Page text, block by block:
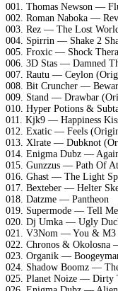
001. Thomas Newson —
002. Roman Naboka —
003. Rez — The Lost World
004. Spirrin — Shake 2
005. Froxic — Shock
006. 3D Stas — Damned
007. Rautu — Ceylon
008. Bit Cruncher —
009. Stand — Drawbar
010. Hyper Potions &
011. Kjk9 — Happiness
012. Exatic — Feels
013. Xlrate — Dubknot
014. Enigma Dubz —
015. Gunzzus — Path Of
016. Ghast — The Light
017. Bexteber — Helter
018. Datzme — Pantheon
019. Supermode — Tell
020. Dj Umka — Ugly
021. V3Nom — You &
022. Chronos & Okolosna
023. Organik —
024. Shadow Boomz —
025. Planet Noize — Dirty